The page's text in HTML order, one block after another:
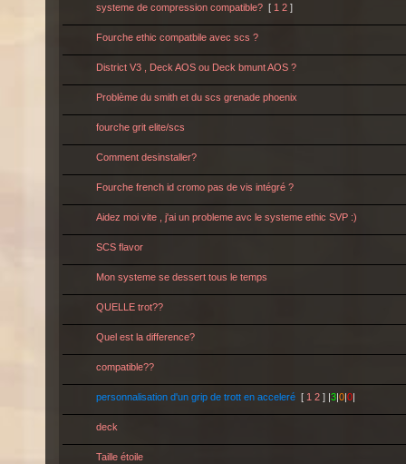
systeme de compression compatible? [ 1 2 ]
Fourche ethic compatbile avec scs ?
District V3 , Deck AOS ou Deck bmunt AOS ?
Problème du smith et du scs grenade phoenix
fourche grit elite/scs
Comment desinstaller?
Fourche french id cromo pas de vis intégré ?
Aidez moi vite , j'ai un probleme avc le systeme ethic SVP :)
SCS flavor
Mon systeme se dessert tous le temps
QUELLE trot??
Quel est la difference?
compatible??
personnalisation d'un grip de trott en acceleré [ 1 2 ] |3|0|0|
deck
Taille étoile